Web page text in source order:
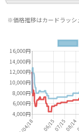
※価格推移はカードラッシ